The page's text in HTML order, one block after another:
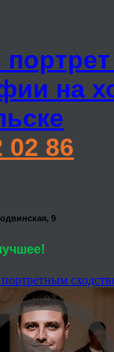
на
02 86
9